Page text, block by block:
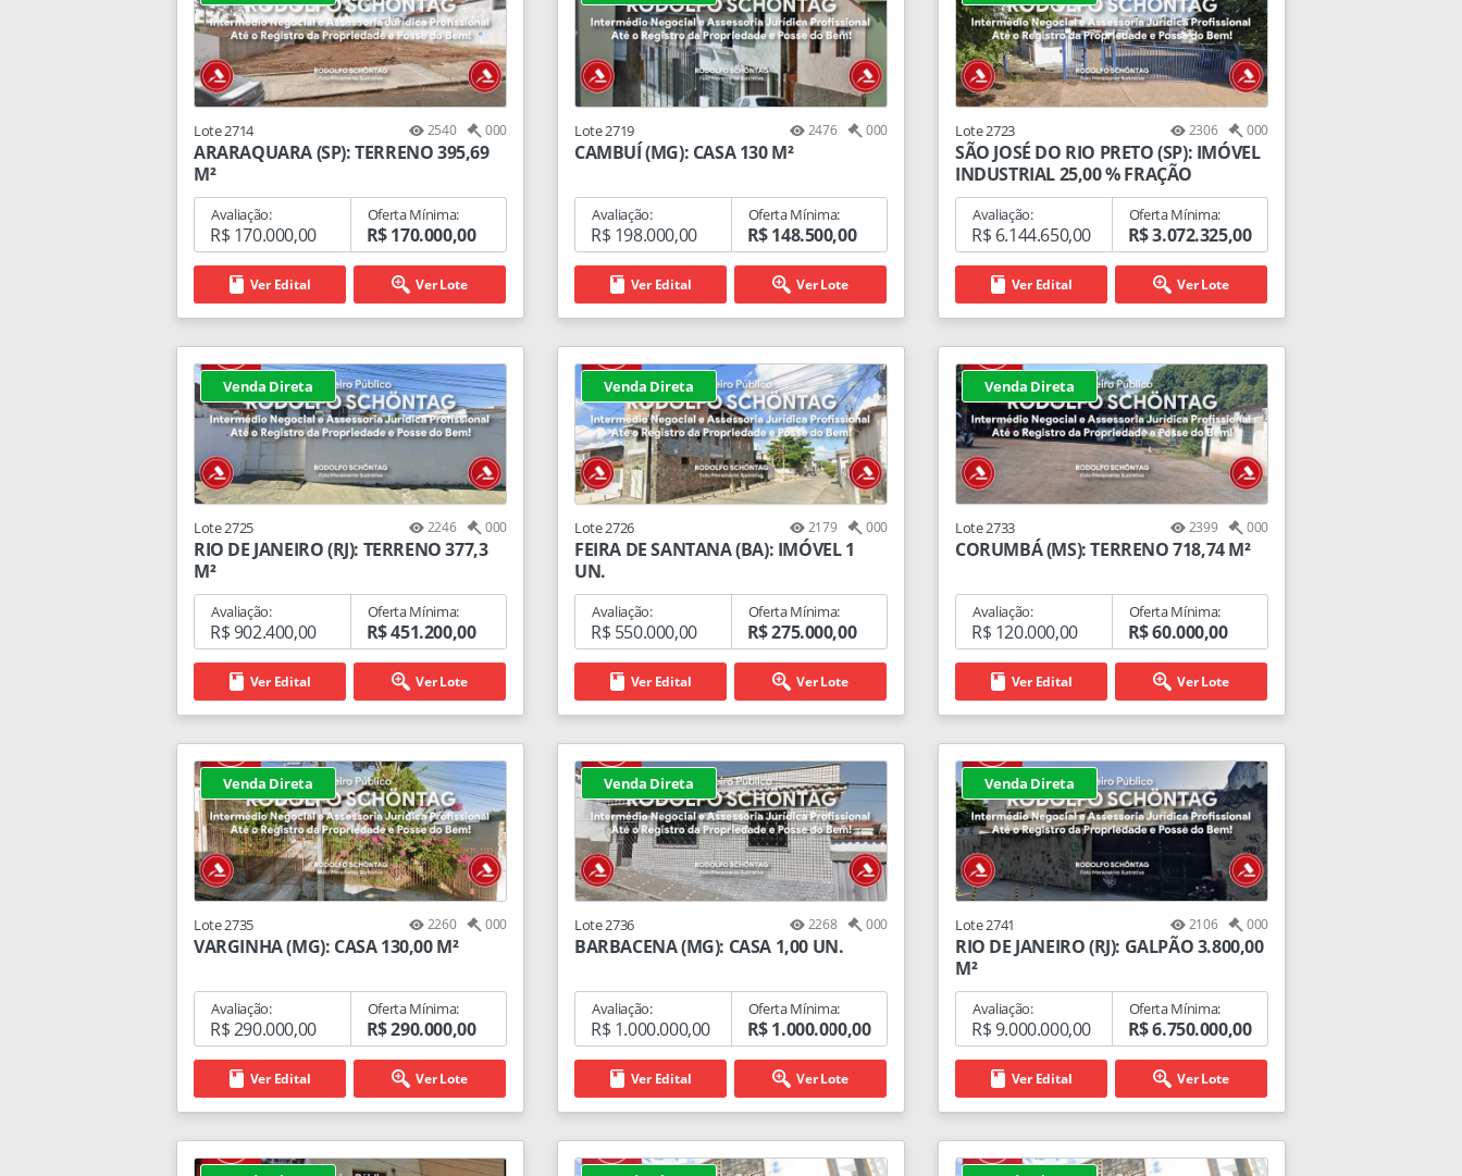
Lote 2714 2540 000
ARARAQUARA (SP): TERRENO 395,69
M²
Avaliação:
R$ 170.000,00
Oferta Mínima:
R$ 170.000,00
Ver Edital Ver Lote
Lote 2719 2476 000
CAMBUÍ (MG): CASA 130 M²
Avaliação:
R$ 198.000,00
Oferta Mínima:
R$ 148.500,00
Ver Edital Ver Lote
Lote 2723 2306 000
SÃO JOSÉ DO RIO PRETO (SP): IMÓVEL
INDUSTRIAL 25,00 % FRAÇÃO
Avaliação:
R$ 6.144.650,00
Oferta Mínima:
R$ 3.072.325,00
Ver Edital Ver Lote
Venda Direta
Lote 2725 2246 000
RIO DE JANEIRO (RJ): TERRENO 377,3
M²
Avaliação:
R$ 902.400,00
Oferta Mínima:
R$ 451.200,00
Ver Edital Ver Lote
Venda Direta
Lote 2726 2179 000
FEIRA DE SANTANA (BA): IMÓVEL 1
UN.
Avaliação:
R$ 550.000,00
Oferta Mínima:
R$ 275.000,00
Ver Edital Ver Lote
Venda Direta
Lote 2733 2399 000
CORUMBÁ (MS): TERRENO 718,74 M²
Avaliação:
R$ 120.000,00
Oferta Mínima:
R$ 60.000,00
Ver Edital Ver Lote
Venda Direta
Lote 2735 2260 000
VARGINHA (MG): CASA 130,00 M²
Avaliação:
R$ 290.000,00
Oferta Mínima:
R$ 290.000,00
Ver Edital Ver Lote
Venda Direta
Lote 2736 2268 000
BARBACENA (MG): CASA 1,00 UN.
Avaliação:
R$ 1.000.000,00
Oferta Mínima:
R$ 1.000.000,00
Ver Edital Ver Lote
Venda Direta
Lote 2741 2106 000
RIO DE JANEIRO (RJ): GALPÃO 3.800,00
M²
Avaliação:
R$ 9.000.000,00
Oferta Mínima:
R$ 6.750.000,00
Ver Edital Ver Lote